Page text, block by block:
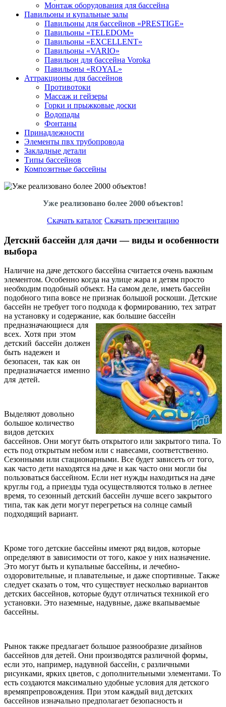
Монтаж оборудования для бассейна
Павильоны и купальные залы
Павильоны для бассейнов «PRESTIGE»
Павильоны «TELEDOM»
Павильоны «EXCELLENT»
Павильоны «VARIO»
Павильон для бассейна Voroka
Павильоны «ROYAL»
Аттракционы для бассейнов
Противотоки
Массаж и гейзеры
Горки и прыжковые доски
Водопады
Фонтаны
Принадлежности
Элементы пвх трубопровода
Закладные детали
Типы бассейнов
Композитные бассейны
Уже реализовано более 2000 объектов!
Скачать каталог Скачать презентацию
Детский бассейн для дачи — виды и особенности
выбора
Наличие на даче детского бассейна считается очень важным
элементом. Особенно когда на улице жара и детям просто
необходим подобный объект. На самом деле, иметь бассейн
подобного типа вовсе не признак большой роскоши. Детские
бассейн не требует того подхода к формированию, тех затрат
на установку и содержание, как большие бассейн
предназначающиеся для
всех. Хотя при этом
детский бассейн должен
быть надежен и
безопасен, так как он
предназначается именно
для детей.
Выделяют довольно
большое количество
видов детских
бассейнов. Они могут быть открытого или закрытого типа. То
есть под открытым небом или с навесами, соответственно.
Сезонными или стационарными. Все будет зависеть от того,
как часто дети находятся на даче и как часто они могли бы
пользоваться бассейном. Если нет нужды находиться на даче
круглы год, а приезды туда осуществляются только в летнее
время, то сезонный детский бассейн лучше всего закрытого
типа, так как дети могут перегреться на солнце самый
подходящий вариант.
Кроме того детские бассейны имеют ряд видов, которые
определяют в зависимости от того, какое у них назначение.
Это могут быть и купальные бассейны, и лечебно-
оздоровительные, и плавательные, и даже спортивные. Также
следует сказать о том, что существует несколько вариантов
детских бассейнов, которые будут отличаться техникой его
установки. Это наземные, надувные, даже вкапываемые
бассейны.
Рынок также предлагает большое разнообразие дизайнов
бассейнов для детей. Они производятся различной формы,
если это, например, надувной бассейн, с различными
рисунками, ярких цветов, с дополнительными элементами. То
есть создаются максимально удобные условия для детского
времяпрепровождения. При этом каждый вид детских
бассейнов изначально предполагает безопасность и